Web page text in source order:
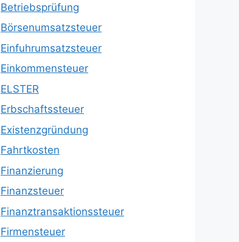
Betriebsprüfung
Börsenumsatzsteuer
Einfuhrumsatzsteuer
Einkommensteuer
ELSTER
Erbschaftssteuer
Existenzgründung
Fahrtkosten
Finanzierung
Finanzsteuer
Finanztransaktionssteuer
Firmensteuer